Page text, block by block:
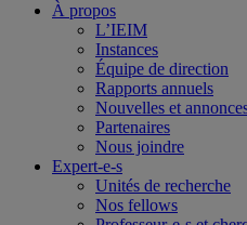
À propos
L’IEIM
Instances
Équipe de direction
Rapports annuels
Nouvelles et
Partenaires
Nous joindre
Expert-e-s
Unités de recherche
Nos fellows